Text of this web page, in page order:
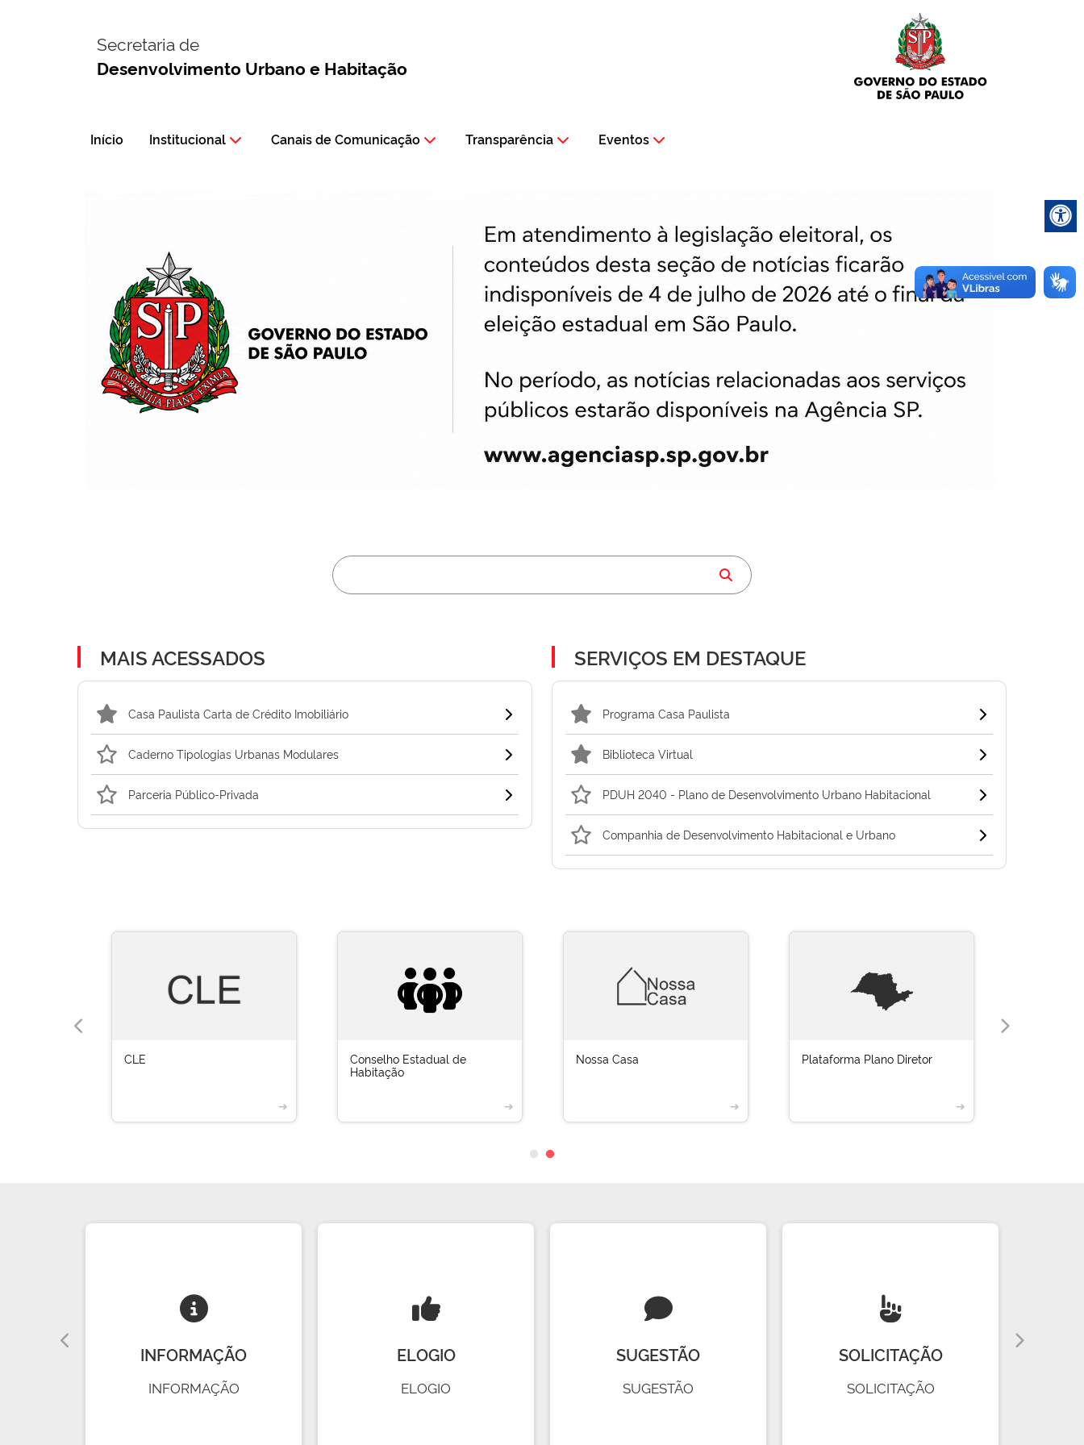
Secretaria de
Desenvolvimento Urbano e Habitação
Início Institucional Canais de Comunicação Transparência Eventos
MAIS ACESSADOS
Casa Paulista Carta de Crédito Imobiliário
Caderno Tipologias Urbanas Modulares
Parceria Público-Privada
SERVIÇOS EM DESTAQUE
Programa Casa Paulista
Biblioteca Virtual
PDUH 2040 - Plano de Desenvolvimento Urbano Habitacional
Companhia de Desenvolvimento Habitacional e Urbano
CLE
➔
Conselho Estadual de
Habitação
➔
Nossa Casa
➔
Plataforma Plano Diretor
➔
INFORMAÇÃO
INFORMAÇÃO
ELOGIO
ELOGIO
SUGESTÃO
SUGESTÃO
SOLICITAÇÃO
SOLICITAÇÃO